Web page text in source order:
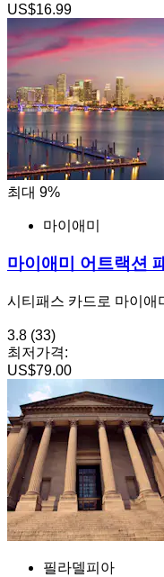
US$16.99
최대 9%
마이애미
마이애미 어트랙션
시티패스 카드로 마이애
3.8 (33)
최저가격:
US$79.00
필라델피아